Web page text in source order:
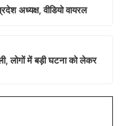
अध्यक्ष, वीडियो वायरल
लोगों में बड़ी घटना को लेकर